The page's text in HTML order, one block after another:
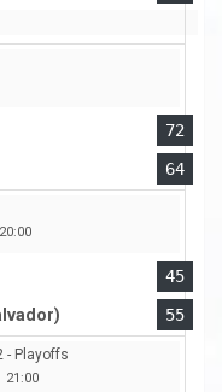
72
64
20:00
45
55
- Playoffs
21:00